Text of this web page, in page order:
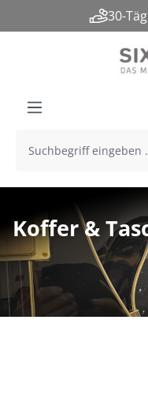
30-
Koffer &